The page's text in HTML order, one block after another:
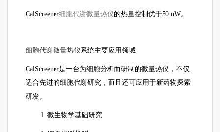
CalScreener细胞代谢微量热仪的热量控制优于50 nW。
细胞代谢微量热仪系统主要应用领域
CalScreener是一台为细胞分析而研制的微量热仪，不仅
适合先进的细胞代谢研究，而且还可应用于新药物探索
研发。
l 微生物学基础研究